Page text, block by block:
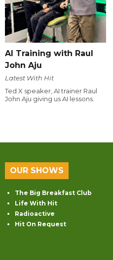
AI Training with Raul
John Aju
Latest With Hit
Ted X speaker, AI trainer Raul
John Aju giving us AI lessons.
OUR SHOWS
The Big Breakfast Club
Life With Hit
Radioactive
Hit On Request